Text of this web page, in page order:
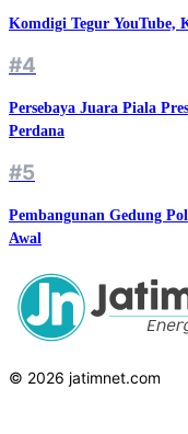
Komdigi Tegur YouTube,
#4
Persebaya Juara Piala
Perdana
#5
Pembangunan Gedung
Awal
© 2026 jatimnet.com